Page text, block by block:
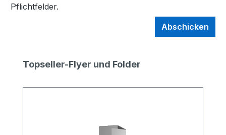
Pflichtfelder.
Abschicken
Produktgalerie überspringen
Topseller-Flyer und Folder